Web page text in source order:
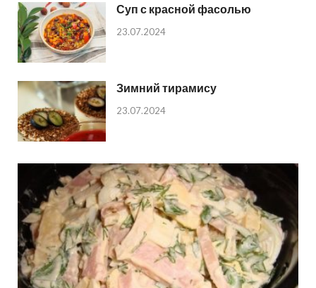
Суп с красной фасолью
23.07.2024
Зимний тирамису
23.07.2024